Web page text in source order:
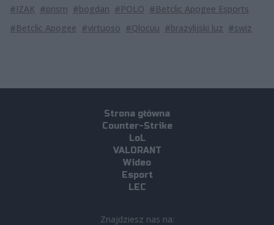
#IZAK #prism #bogdan #POLO #Betclic Apogee Esports
#Betclic Apogee #virtuoso #Qlocuu #brazylijski luz #swiz
Strona główna
Counter-Strike
LoL
VALORANT
Wideo
Esport
LEC
Znajdziesz nas na: